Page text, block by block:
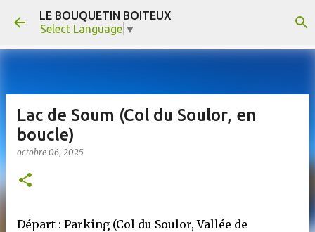
Accéder au contenu principal
LE BOUQUETIN BOITEUX
Select Language ▼
Lac de Soum (Col du Soulor, en
boucle)
octobre 06, 2025
Départ : Parking (Col du Soulor, Vallée de